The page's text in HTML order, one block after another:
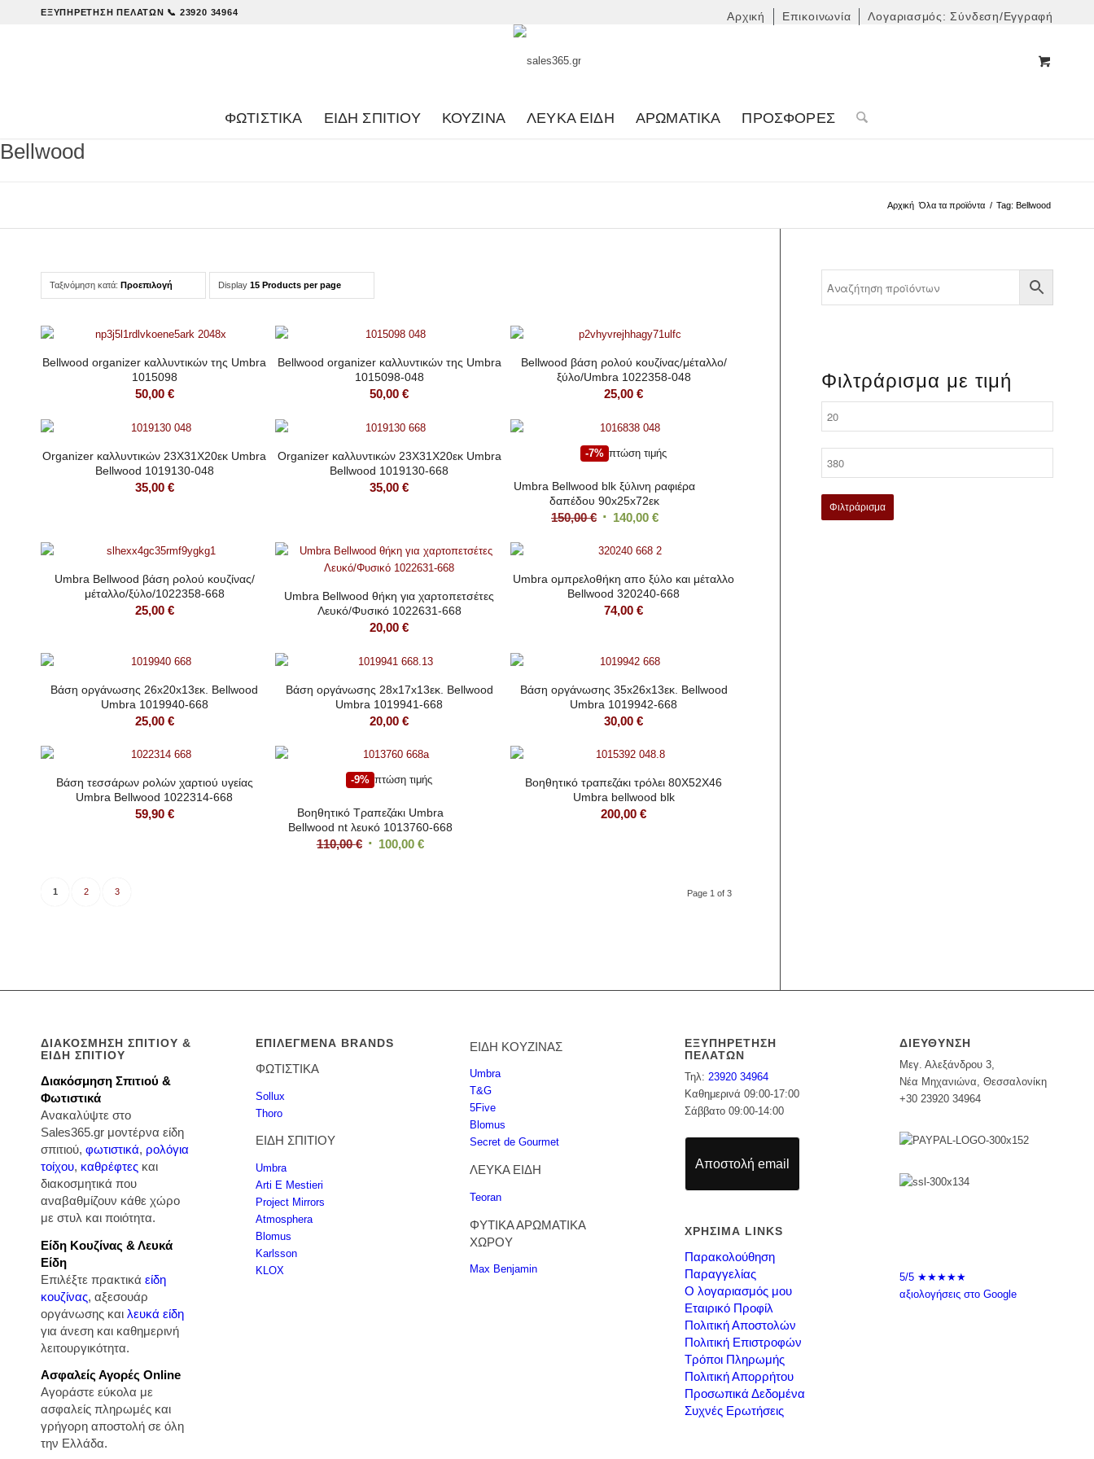
Αρχική Επικοινωνία Λογαριασμός: Σύνδεση/Εγγραφή
ΕΞΥΠΗΡΈΤΗΣΗ ΠΕΛΑΤΏΝ 📞 23920 34964
ΦΩΤΙΣΤΙΚΑ ΕΊΔΗ ΣΠΙΤΙΟΎ ΚΟΥΖΊΝΑ ΛΕΥΚΆ ΕΊΔΗ ΑΡΩΜΑΤΙΚΆ ΠΡΟΣΦΟΡΈΣ
Bellwood
Αρχική Όλα τα προϊόντα / Tag: Bellwood
Ταξινόμηση κατά: Προεπιλογή Display 15 Products per page
Bellwood organizer καλλυντικών της Umbra
1015098
50,00 €
Bellwood organizer καλλυντικών της Umbra
1015098-048
50,00€
Bellwood βάση ρολού κουζίνας/μέταλλο/
ξύλο/Umbra 1022358-048
25,00€
Organizer καλλυντικών 23Χ31Χ20εκ Umbra
Bellwood 1019130-048
35,00 €
Organizer καλλυντικών 23Χ31Χ20εκ Umbra
Bellwood 1019130-668
35,00€
-7% πτώση τιμής
Umbra Bellwood blk ξύλινη ραφιέρα
δαπέδου 90x25x72εκ
150,00€ Original
was:
150,00 €.
140,00 €Η
τιμή
είναι:
140,00 €.
Umbra Bellwood βάση ρολού κουζίνας/
μέταλλο/ξύλο/1022358-668
25,00 €
Umbra Bellwood θήκη για χαρτοπετσέτες
Λευκό/Φυσικό 1022631-668
20,00€
Umbra ομπρελοθήκη απο ξύλο και μέταλλο
Bellwood 320240-668
74,00€
Βάση οργάνωσης 26x20x13εκ. Bellwood
Umbra 1019940-668
25,00 €
Βάση οργάνωσης 28x17x13εκ. Bellwood
Umbra 1019941-668
20,00€
Βάση οργάνωσης 35x26x13εκ. Bellwood
Umbra 1019942-668
30,00€
Βάση τεσσάρων ρολών χαρτιού υγείας
Umbra Bellwood 1022314-668
59,90 €
-9% πτώση τιμής
Βοηθητικό Τραπεζάκι Umbra
Bellwood nt λευκό 1013760-668
110,00€ Original
100,00 €Η
Βοηθητικό τραπεζάκι τρόλει 80Χ52Χ46
Umbra bellwood blk
200,00€
Page 1 of 3
1 2 3
Φιλτράρισμα με τιμή
Φιλτράρισμα
ΔΙΑΚΌΣΜΗΣΗ ΣΠΙΤΙΟΎ &
ΕΊΔΗ ΣΠΙΤΙΟΎ
Διακόσμηση Σπιτιού &
Φωτιστικά
Ανακαλύψτε στο
Sales365.gr μοντέρνα είδη
σπιτιού, φωτιστικά, ρολόγια
τοίχου, καθρέφτες και
διακοσμητικά που
αναβαθμίζουν κάθε χώρο
με στυλ και ποιότητα.
Είδη Κουζίνας & Λευκά
Είδη
Επιλέξτε πρακτικά είδη
κουζίνας, αξεσουάρ
οργάνωσης και λευκά είδη
για άνεση και καθημερινή
λειτουργικότητα.
Ασφαλείς Αγορές Online
Αγοράστε εύκολα με
ασφαλείς πληρωμές και
γρήγορη αποστολή σε όλη
την Ελλάδα.
ΕΠΙΛΕΓΜΈΝΑ BRANDS
ΦΩΤΙΣΤΙΚΑ
Sollux
Thoro
ΕΙΔΗ ΣΠΙΤΙΟΥ
Umbra
Arti E Mestieri
Project Mirrors
Atmosphera
Blomus
Karlsson
KLOX
ΕΙΔΗ ΚΟΥΖΙΝΑΣ
Umbra
T&G
5Five
Blomus
Secret de Gourmet
ΛΕΥΚΑ ΕΙΔΗ
Teoran
ΦΥΤΙΚΑ ΑΡΩΜΑΤΙΚΑ
ΧΩΡΟΥ
Max Benjamin
ΕΞΥΠΗΡΕΤΗΣΗ
ΠΕΛΑΤΩΝ
Τηλ:23920 34964
Καθημερινά 09:00-17:00
Σάββατο 09:00-14:00
Αποστολή email
ΧΡΗΣΙΜΑ LINKS
Παρακολούθηση
Παραγγελίας
Ο λογαριασμός μου
Εταιρικό Προφίλ
Πολιτική Αποστολών
Πολιτική Επιστροφών
Τρόποι Πληρωμής
Πολιτική Απορρήτου
Προσωπικά Δεδομένα
Συχνές Ερωτήσεις
ΔΙΕΥΘΥΝΣΗ
Μεγ. Αλεξάνδρου 3,
Νέα Μηχανιώνα, Θεσσαλονίκη
+30 23920 34964
5/5 ★★★★★
αξιολογήσεις στο Google